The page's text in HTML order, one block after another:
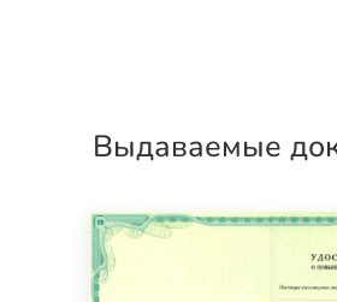
Выдаваемые